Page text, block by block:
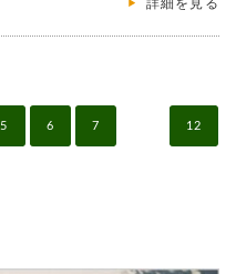
詳細を見る
5 6 7 12